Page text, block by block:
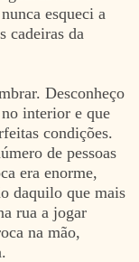
esqueci a
cadeiras da
Desconheço
no interior e que
condições.
de pessoas
era enorme,
daquilo que mais
rua a jogar
na mão,